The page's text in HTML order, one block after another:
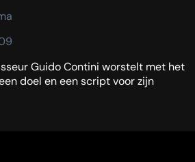
Guido Contini worstelt met het
doel en een script voor zijn